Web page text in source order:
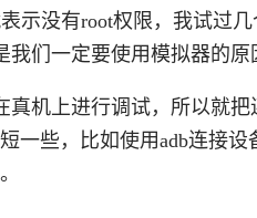
示没有root权限，我试过
我们一定要使用模拟器的原
真机上进行调试，所以就
一些，比如使用adb连接